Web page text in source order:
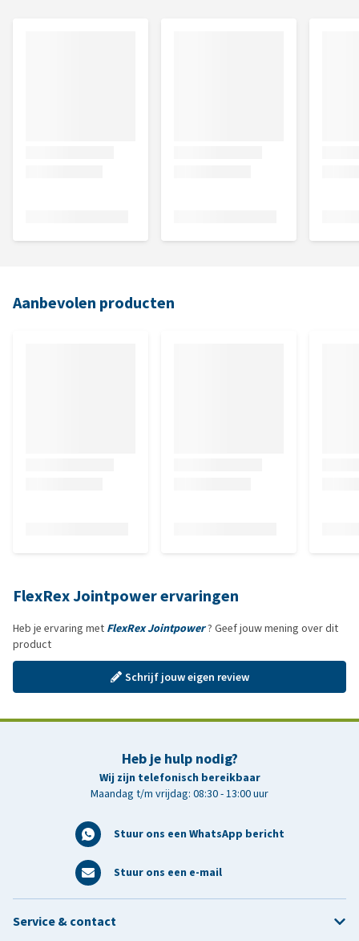
Aanbevolen producten
FlexRex Jointpower ervaringen
Heb je ervaring met FlexRex Jointpower? Geef jouw mening over dit
product
Schrijf jouw eigen review
Heb je hulp nodig?
Wij zijn telefonisch bereikbaar
Maandag t/m vrijdag: 08:30 - 13:00 uur
Stuur ons een WhatsApp bericht
Stuur ons een e-mail
Service & contact